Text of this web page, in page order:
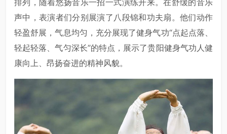
排列，随着悠扬音乐一招一式演练开来。在舒缓的音乐
声中，表演者们分别展演了八段锦和功夫扇。他们动作
轻盈舒展，气息均匀，充分展现了健身气功“点起点落、
轻起轻落、气匀深长”的特点，展示了贵阳健身气功人健
康向上、昂扬奋进的精神风貌。